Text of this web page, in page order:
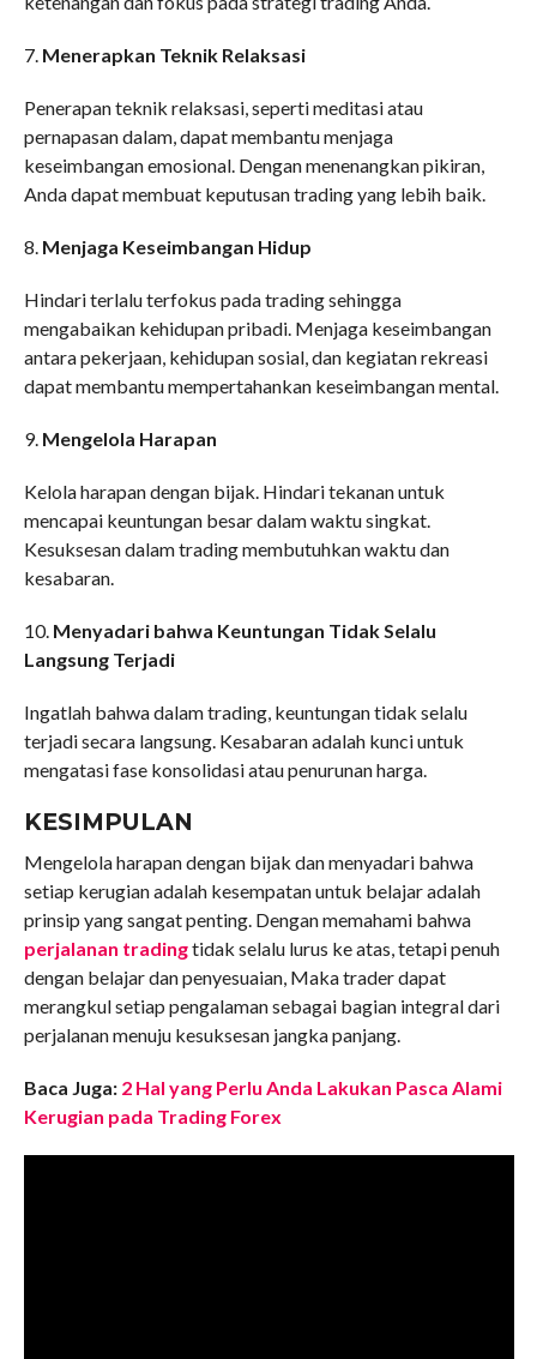
7. Menerapkan Teknik Relaksasi
Penerapan teknik relaksasi, seperti meditasi atau
pernapasan dalam, dapat membantu menjaga
keseimbangan emosional. Dengan menenangkan pikiran,
Anda dapat membuat keputusan trading yang lebih baik.
8. Menjaga Keseimbangan Hidup
Hindari terlalu terfokus pada trading sehingga
mengabaikan kehidupan pribadi. Menjaga keseimbangan
antara pekerjaan, kehidupan sosial, dan kegiatan rekreasi
dapat membantu mempertahankan keseimbangan mental.
9. Mengelola Harapan
Kelola harapan dengan bijak. Hindari tekanan untuk
mencapai keuntungan besar dalam waktu singkat.
Kesuksesan dalam trading membutuhkan waktu dan
kesabaran.
10. Menyadari bahwa Keuntungan Tidak Selalu
Langsung Terjadi
Ingatlah bahwa dalam trading, keuntungan tidak selalu
terjadi secara langsung. Kesabaran adalah kunci untuk
mengatasi fase konsolidasi atau penurunan harga.
KESIMPULAN
Mengelola harapan dengan bijak dan menyadari bahwa
setiap kerugian adalah kesempatan untuk belajar adalah
prinsip yang sangat penting. Dengan memahami bahwa
perjalanan tradingtidak selalu lurus ke atas, tetapi penuh
dengan belajar dan penyesuaian, Maka trader dapat
merangkul setiap pengalaman sebagai bagian integral dari
perjalanan menuju kesuksesan jangka panjang.
Baca Juga: 2 Hal yang Perlu Anda Lakukan Pasca Alami
Kerugian pada Trading Forex